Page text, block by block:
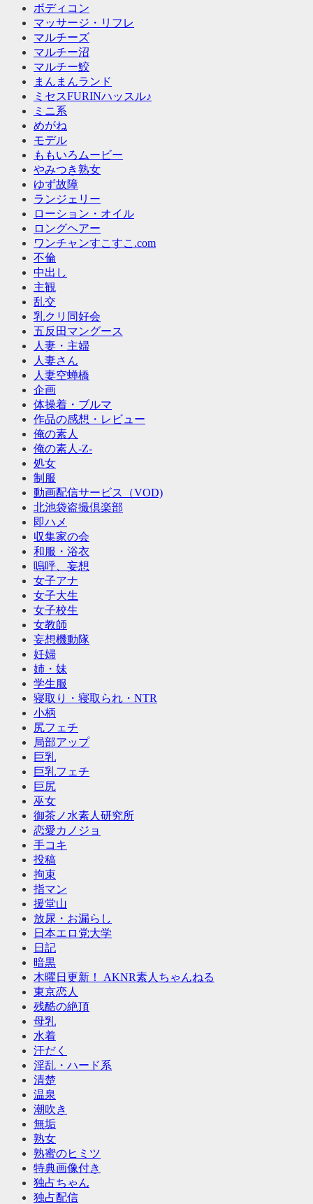
ボディコン
マッサージ・リフレ
マルチーズ
マルチー沼
マルチー鮫
まんまんランド
ミセスFURINハッスル♪
ミニ系
めがね
モデル
ももいろムービー
やみつき熟女
ゆず故障
ランジェリー
ローション・オイル
ロングヘアー
ワンチャンすこすこ.com
不倫
中出し
主観
乱交
乳クリ同好会
五反田マングース
人妻・主婦
人妻さん
人妻空蝉橋
企画
体操着・ブルマ
作品の感想・レビュー
俺の素人
俺の素人-Z-
処女
制服
動画配信サービス（VOD)
北池袋盗撮倶楽部
即ハメ
収集家の会
和服・浴衣
嗚呼、妄想
女子アナ
女子大生
女子校生
女教師
妄想機動隊
妊婦
姉・妹
学生服
寝取り・寝取られ・NTR
小柄
尻フェチ
局部アップ
巨乳
巨乳フェチ
巨尻
巫女
御茶ノ水素人研究所
恋愛カノジョ
手コキ
投稿
拘束
指マン
援堂山
放尿・お漏らし
日本エロ党大学
日記
暗黒
木曜日更新！ AKNR素人ちゃんねる
東京恋人
残酷の絶頂
母乳
水着
汗だく
淫乱・ハード系
清楚
温泉
潮吹き
無垢
熟女
熟蜜のヒミツ
特典画像付き
独占ちゃん
独占配信